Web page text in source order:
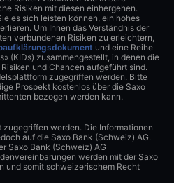
Risiken mit diesen einhergehen.
es sich leisten können, ein hohes
Um Ihnen das Verständnis der
verbundenen Risiken zu erleichtern,
und eine Reihe
(KIDs) zusammengestellt, in denen die
und Chancen aufgeführt sind.
zugegriffen werden. Bitte
Prospekt kostenlos über die Saxo
bezogen werden kann.
werden. Die Informationen
auf die Saxo Bank (Schweiz) AG.
Saxo Bank (Schweiz) AG
werden mit der Saxo
und somit schweizerischem Recht